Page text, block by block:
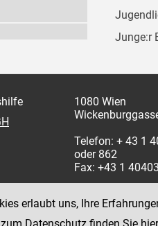
Junge:r
1080 Wien
Telefon: + 43 1
oder 862
Fax: +43 1
erlaubt uns, Ihre